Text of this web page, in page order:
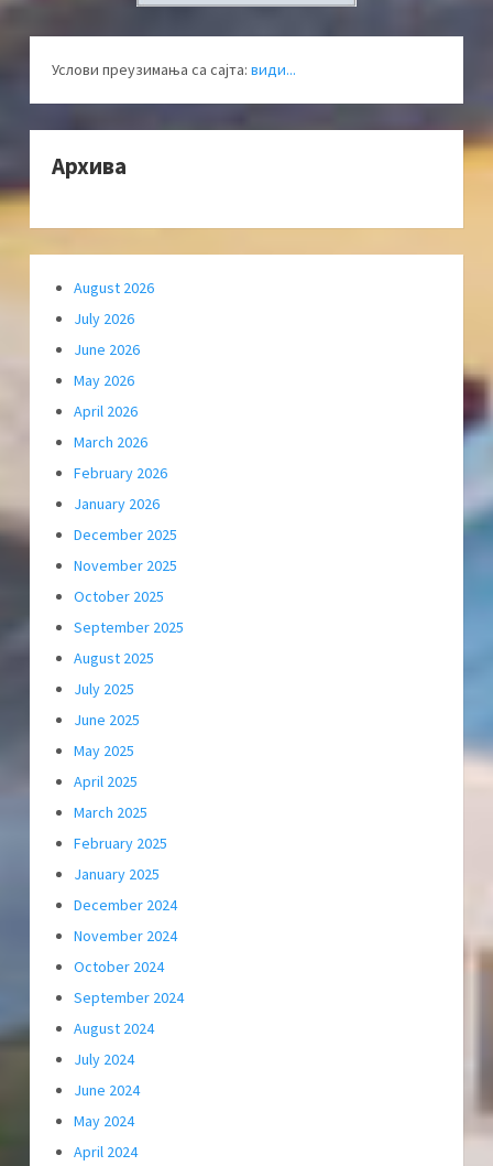
Услови преузимања са сајта: види...
Архива
August 2026
July 2026
June 2026
May 2026
April 2026
March 2026
February 2026
January 2026
December 2025
November 2025
October 2025
September 2025
August 2025
July 2025
June 2025
May 2025
April 2025
March 2025
February 2025
January 2025
December 2024
November 2024
October 2024
September 2024
August 2024
July 2024
June 2024
May 2024
April 2024